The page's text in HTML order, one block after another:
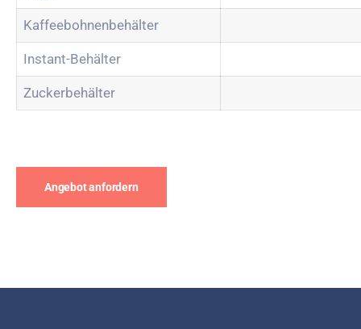
Kaffeebohnenbehälter
Instant-Behälter
Zuckerbehälter
Angebot anfordern